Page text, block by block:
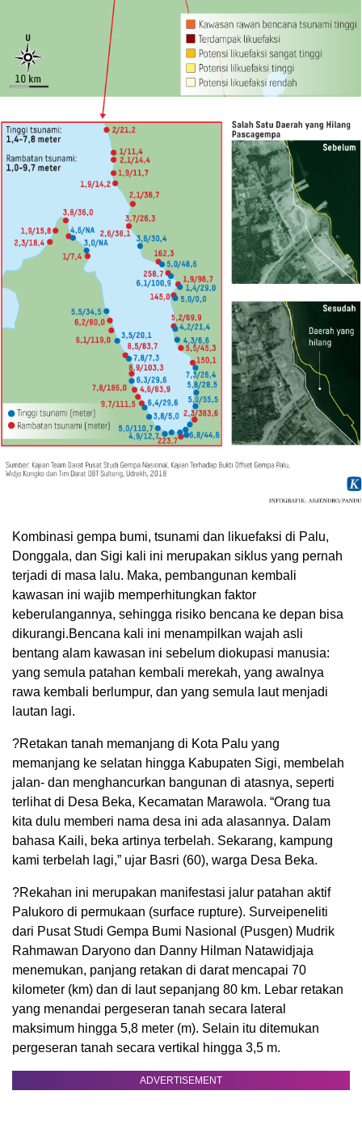
Kombinasi gempa bumi, tsunami dan likuefaksi di Palu,
Donggala, dan Sigi kali ini merupakan siklus yang pernah
terjadi di masa lalu. Maka, pembangunan kembali
kawasan ini wajib memperhitungkan faktor
keberulangannya, sehingga risiko bencana ke depan bisa
dikurangi.Bencana kali ini menampilkan wajah asli
bentang alam kawasan ini sebelum diokupasi manusia:
yang semula patahan kembali merekah, yang awalnya
rawa kembali berlumpur, dan yang semula laut menjadi
lautan lagi.
?Retakan tanah memanjang di Kota Palu yang
memanjang ke selatan hingga Kabupaten Sigi, membelah
jalan- dan menghancurkan bangunan di atasnya, seperti
terlihat di Desa Beka, Kecamatan Marawola. “Orang tua
kita dulu memberi nama desa ini ada alasannya. Dalam
bahasa Kaili, beka artinya terbelah. Sekarang, kampung
kami terbelah lagi,” ujar Basri (60), warga Desa Beka.
?Rekahan ini merupakan manifestasi jalur patahan aktif
Palukoro di permukaan (surface rupture). Surveipeneliti
dari Pusat Studi Gempa Bumi Nasional (Pusgen) Mudrik
Rahmawan Daryono dan Danny Hilman Natawidjaja
menemukan, panjang retakan di darat mencapai 70
kilometer (km) dan di laut sepanjang 80 km. Lebar retakan
yang menandai pergeseran tanah secara lateral
maksimum hingga 5,8 meter (m). Selain itu ditemukan
pergeseran tanah secara vertikal hingga 3,5 m.
ADVERTISEMENT